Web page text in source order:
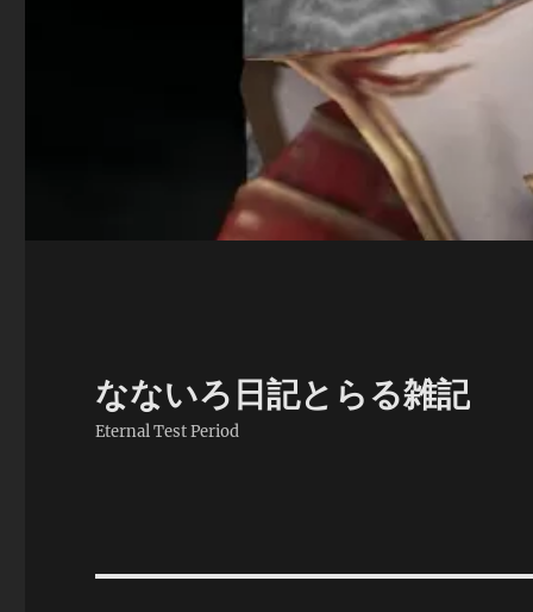
なないろ日記とらる雑記
Eternal Test Period